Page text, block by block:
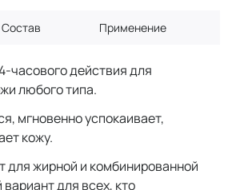
Состав Применение
часового действия для
любого типа.
мгновенно успокаивает,
кожу.
для жирной и комбинированной
для всех, кто